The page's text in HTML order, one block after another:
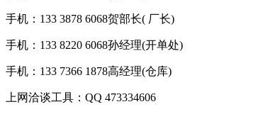
手机：133 3878 6068贺部长( 厂长)
手机：133 8220 6068孙经理(开单处)
手机：133 7366 1878高经理(仓库)
上网洽谈工具：QQ 473334606